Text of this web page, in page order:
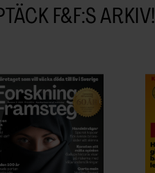
F&F:S ARKIV!